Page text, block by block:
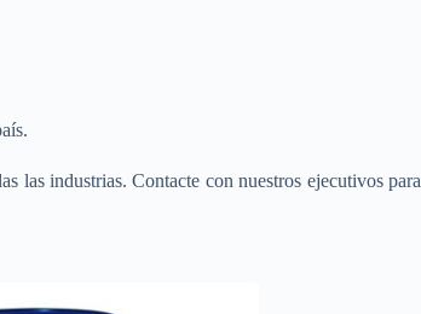
las industrias. Contacte con nuestros ejecutivos para